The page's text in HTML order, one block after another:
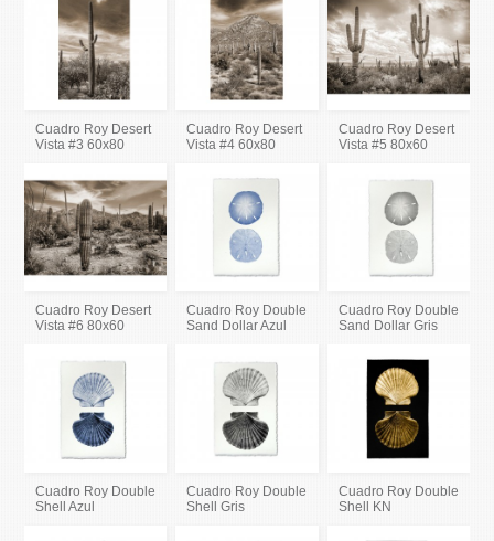
Cuadro Roy Desert
Vista #3 60x80
Cuadro Roy Desert
Vista #4 60x80
Cuadro Roy Desert
Vista #5 80x60
Cuadro Roy Desert
Vista #6 80x60
Cuadro Roy Double
Sand Dollar Azul
Cuadro Roy Double
Sand Dollar Gris
Cuadro Roy Double
Shell Azul
Cuadro Roy Double
Shell Gris
Cuadro Roy Double
Shell KN